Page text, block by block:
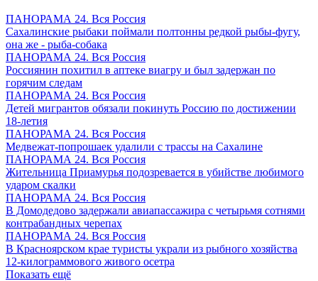
ПАНОРАМА 24. Вся Россия
Сахалинские рыбаки поймали полтонны редкой рыбы-фугу,
она же - рыба-собака
ПАНОРАМА 24. Вся Россия
Россиянин похитил в аптеке виагру и был задержан по
горячим следам
ПАНОРАМА 24. Вся Россия
Детей мигрантов обязали покинуть Россию по достижении
18-летия
ПАНОРАМА 24. Вся Россия
Медвежат-попрошаек удалили с трассы на Сахалине
ПАНОРАМА 24. Вся Россия
Жительница Приамурья подозревается в убийстве любимого
ударом скалки
ПАНОРАМА 24. Вся Россия
В Домодедово задержали авиапассажира с четырьмя сотнями
контрабандных черепах
ПАНОРАМА 24. Вся Россия
В Красноярском крае туристы украли из рыбного хозяйства
12-килограммового живого осетра
Показать ещё